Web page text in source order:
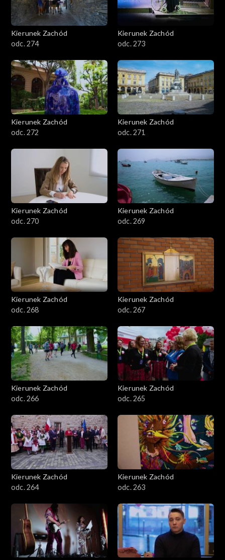
Kierunek Zachód
odc. 274
Kierunek Zachód
odc. 273
Kierunek Zachód
odc. 272
Kierunek Zachód
odc. 271
Kierunek Zachód
odc. 270
Kierunek Zachód
odc. 269
Kierunek Zachód
odc. 268
Kierunek Zachód
odc. 267
Kierunek Zachód
odc. 266
Kierunek Zachód
odc. 265
Kierunek Zachód
odc. 264
Kierunek Zachód
odc. 263